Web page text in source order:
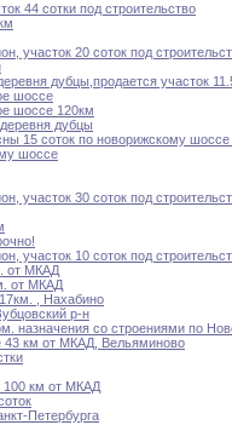
44 сотки под строительство
участок 20 соток под
дубцы продается участок
шоссе
шоссе 120км
деревня дубцы
15 соток по новорижскому шоссе
шоссе
участок 30 соток под
!
участок 10 соток под
от МКАД
от МКАД
17км
Нахабино
р-н
назначения со строениями по
43 км от МКАД
Вельяминово
100 км от МКАД
Петербурга